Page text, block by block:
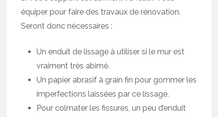
équiper pour faire des travaux de rénovation.
Seront donc nécessaires :
Un enduit de lissage à utiliser si le mur est
vraiment très abimé.
Un papier abrasif à grain fin pour gommer les
imperfections laissées par ce lissage.
Pour colmater les fissures, un peu d’enduit